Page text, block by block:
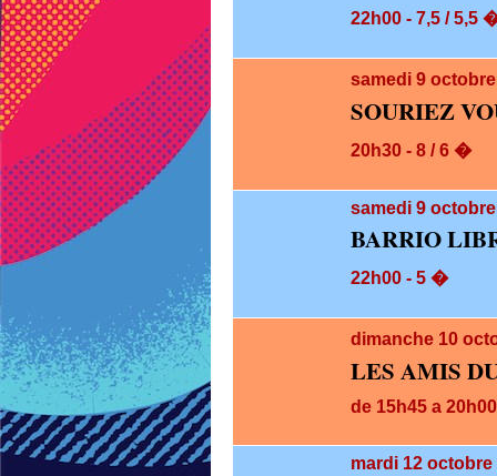
22h00 - 7,5 / 5,5
samedi 9
SOURIEZ
20h30 - 8 / 6 �
samedi 9
BARRIO
22h00 - 5 �
dimanche 10
LES AMIS
de 15h45 a
mardi 12 octobre